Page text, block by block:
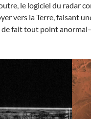
le logiciel du radar
vers la Terre, faisant
de fait tout point